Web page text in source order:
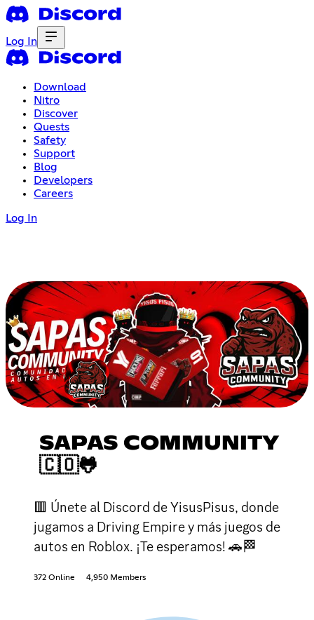
Log In
Download
Nitro
Discover
Quests
Safety
Support
Blog
Developers
Careers
Log In
SAPAS COMMUNITY
🇨🇴🐸
🟥 Únete al Discord de YisusPisus, donde
jugamos a Driving Empire y más juegos de
autos en Roblox. ¡Te esperamos! 🚗🏁
372 Online 4,950 Members